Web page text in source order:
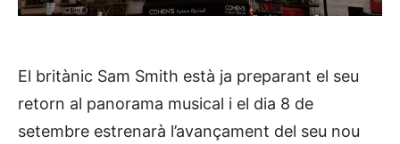
El britànic Sam Smith està ja preparant el seu
retorn al panorama musical i el dia 8 de
setembre estrenarà l’avançament del seu nou